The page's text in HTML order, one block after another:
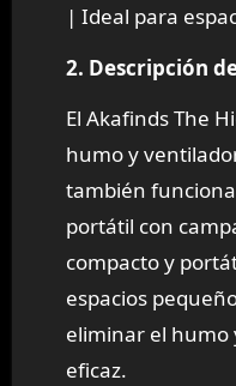
| Ideal para
2. Descripción
El Akafinds The
humo y
también
portátil con
compacto y
espacios
eliminar el humo
eficaz.